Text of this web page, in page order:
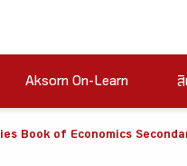
Aksorn On-Learn สิ
Book of Economics